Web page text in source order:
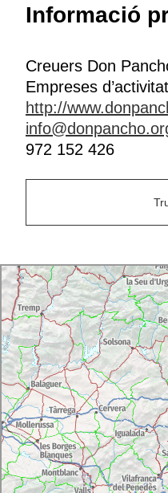
Informació
Creuers Don
Empreses
http://
972 152 426